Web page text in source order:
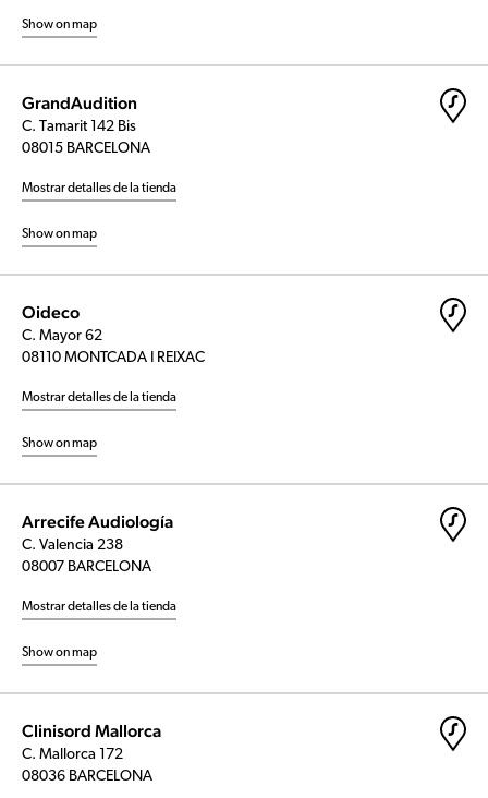
Show on map
GrandAudition
C. Tamarit 142 Bis
08015 BARCELONA
Mostrar detalles de la tienda
Show on map
Oideco
C. Mayor 62
08110 MONTCADA I REIXAC
Mostrar detalles de la tienda
Show on map
Arrecife Audiología
C. Valencia 238
08007 BARCELONA
Mostrar detalles de la tienda
Show on map
Clinisord Mallorca
C. Mallorca 172
08036 BARCELONA